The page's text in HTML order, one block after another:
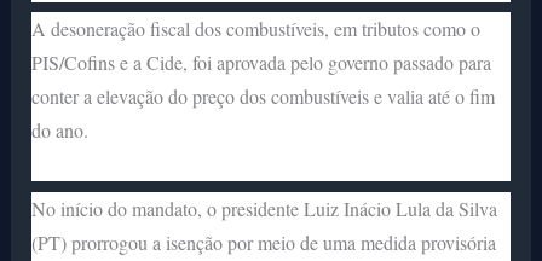
A desoneração fiscal dos combustíveis, em tributos como o
PIS/Cofins e a Cide, foi aprovada pelo governo passado para
conter a elevação do preço dos combustíveis e valia até o fim
do ano.
No início do mandato, o presidente Luiz Inácio Lula da Silva
(PT) prorrogou a isenção por meio de uma medida provisória